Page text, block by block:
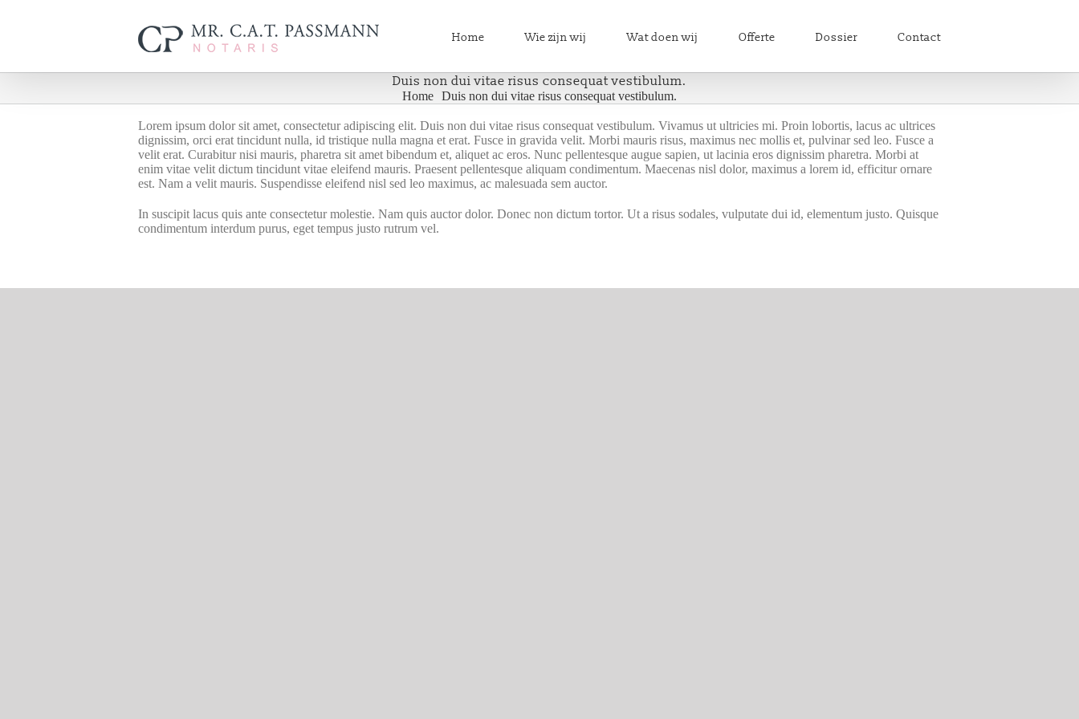
Home Wie zijn wij Wat doen wij Offerte Dossier Contact
Duis non dui vitae risus consequat vestibulum.
Home Duis non dui vitae risus consequat vestibulum.
Lorem ipsum dolor sit amet, consectetur adipiscing elit. Duis non dui vitae risus consequat vestibulum. Vivamus ut ultricies mi. Proin lobortis, lacus ac ultrices
dignissim, orci erat tincidunt nulla, id tristique nulla magna et erat. Fusce in gravida velit. Morbi mauris risus, maximus nec mollis et, pulvinar sed leo. Fusce a
velit erat. Curabitur nisi mauris, pharetra sit amet bibendum et, aliquet ac eros. Nunc pellentesque augue sapien, ut lacinia eros dignissim pharetra. Morbi at
enim vitae velit dictum tincidunt vitae eleifend mauris. Praesent pellentesque aliquam condimentum. Maecenas nisl dolor, maximus a lorem id, efficitur ornare
est. Nam a velit mauris. Suspendisse eleifend nisl sed leo maximus, ac malesuada sem auctor.
In suscipit lacus quis ante consectetur molestie. Nam quis auctor dolor. Donec non dictum tortor. Ut a risus sodales, vulputate dui id, elementum justo. Quisque
condimentum interdum purus, eget tempus justo rutrum vel.